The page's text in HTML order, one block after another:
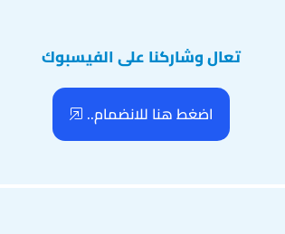
تعال وشاركنا على الفيسبوك
اضغط هنا للانضمام..